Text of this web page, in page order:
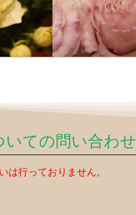
いての問い合わせ
行っておりません。